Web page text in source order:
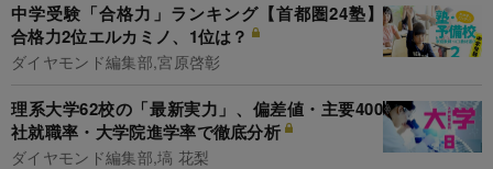
中学受験「合格力」ランキング【首都圏24塾】
合格力2位エルカミノ、1位は？
ダイヤモンド編集部,宮原啓彰
理系大学62校の「最新実力」、偏差値・主要400
社就職率・大学院進学率で徹底分析
ダイヤモンド編集部,塙 花梨